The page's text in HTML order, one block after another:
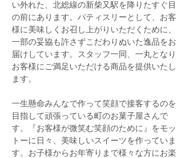
い外れた、北総線の新柴又駅を降りたすぐ目
の前にあります。パティスリーとして、お客
様に美味しくお召し上がりいただくために、
一部の妥協も許さずこだわりぬいた逸品をお
届けしています。スタッフ一同、一丸となり
お客様にご満足いただける商品を提供いたし
ます。
一生懸命みんなで作って笑顔で接客するのを
目指して頑張っている町のお菓子屋さんで
す。『お客様が微笑む笑顔のために』をモッ
トーに日々、美味しいスイーツを作っていま
す。お子様からお年寄りまで様々な方にお楽